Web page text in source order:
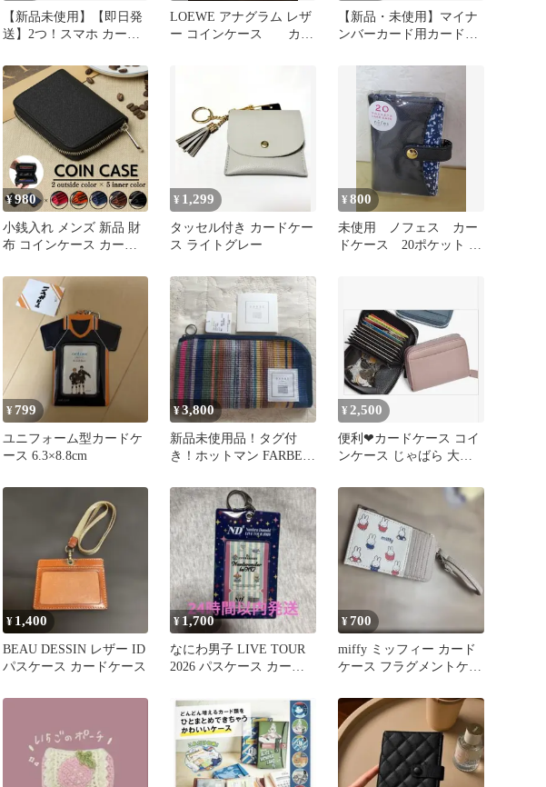
【新品未使用】【即日発
送】2つ！スマホ カード
LOEWE アナグラム レザ
ー コインケース カー
【新品・未使用】マイナ
ンバーカード用カードケ
¥980
小銭入れ メンズ 新品 財
布 コインケース カード
ミニ財布 小さい おしゃ
れ 薄い レザー カード入
る 札入る プレゼント
¥ 1,299
タッセル付き カードケー
ス ライトグレー
¥800
未使用 ノフェス カー
ドケース 20ポケット ネ
¥799
ユニフォーム型カードケ
ース 6.3×8.8cm
¥3,800
新品未使用品！タグ付
き！ホットマン FARBE
¥ 2,500
便利❤カードケース コイ
ンケース じゃばら 大容
ンズ
¥ 1,400
BEAU DESSIN レザー ID
パスケース カードケース
¥ 1,700
なにわ男子 LIVE TOUR
2026 パスケース カード
¥700
miffy ミッフィー カード
ケース フラグメントケー